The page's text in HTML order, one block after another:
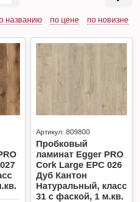
названию по цене по новизне
Артикул: 809800
Пробковый
ламинат Egger PRO
Cork Large EPC 026
Дуб Кантон
Натуральный, класс
31 с фаской, 1 м.кв.